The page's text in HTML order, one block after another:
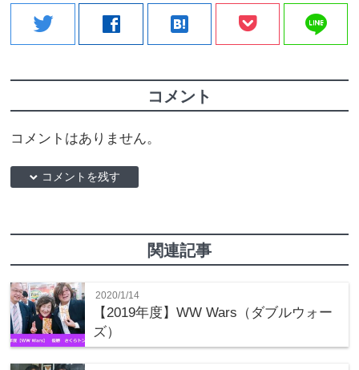
twitter facebook hatenabookmark line
コメント
コメントはありません。
down コメントを残す
関連記事
2020/1/14
【2019年度】WW Wars（ダブルウォー
ズ）